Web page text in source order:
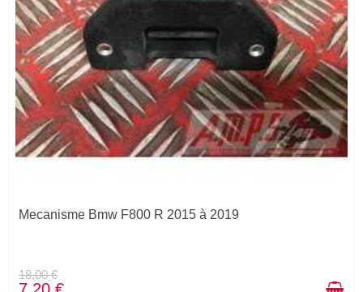
Mecanisme Bmw F800 R 2015 à 2019
18,00 €